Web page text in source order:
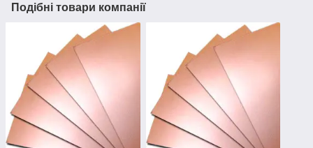
Подібні товари компанії